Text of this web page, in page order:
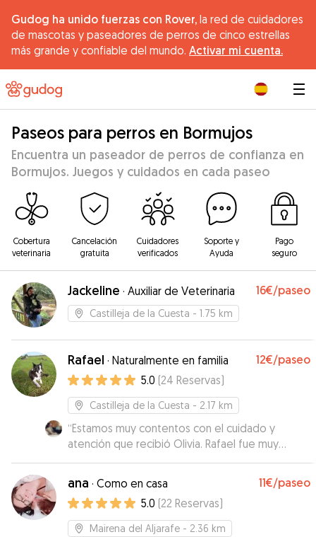
Gudog ha unido fuerzas con Rover, la red de cuidadores
de mascotas y paseadores de perros de cinco estrellas
más grande y confiable del mundo. Activar mi cuenta.
Paseos para perros en Bormujos
Encuentra un paseador de perros de confianza en
Bormujos. Juegos y cuidados en cada paseo
Cobertura
veterinaria
Cancelación
gratuita
Cuidadores
verificados
Soporte y
Ayuda
Pago
seguro
Jackeline · Auxiliar de Veterinaria 16€/paseo
Castilleja de la Cuesta - 1.75 km
Rafael · Naturalmente en familia 12€/paseo
5.0 (24 Reservas)
Castilleja de la Cuesta - 2.17 km
“Estamos muy contentos con el cuidado y
atención que recibió Olivia. Rafael fue muy
atento y nos mantuvo informados en todo
momento. Sin duda volveríamos a contactar con
el. ¡Muy recomendable!
ana · Como en casa 11€/paseo
5.0 (22 Reservas)
Mairena del Aljarafe - 2.36 km